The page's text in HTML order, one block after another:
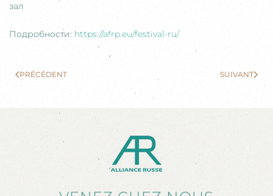
зал
Подробности: https://afrp.eu/festival-ru/
PRÉCÉDENT SUIVANT